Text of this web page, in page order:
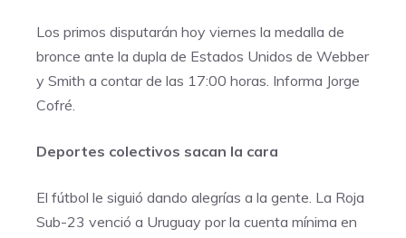
Los primos disputarán hoy viernes la medalla de
bronce ante la dupla de Estados Unidos de Webber
y Smith a contar de las 17:00 horas. Informa Jorge
Cofré.
Deportes colectivos sacan la cara
El fútbol le siguió dando alegrías a la gente. La Roja
Sub-23 venció a Uruguay por la cuenta mínima en